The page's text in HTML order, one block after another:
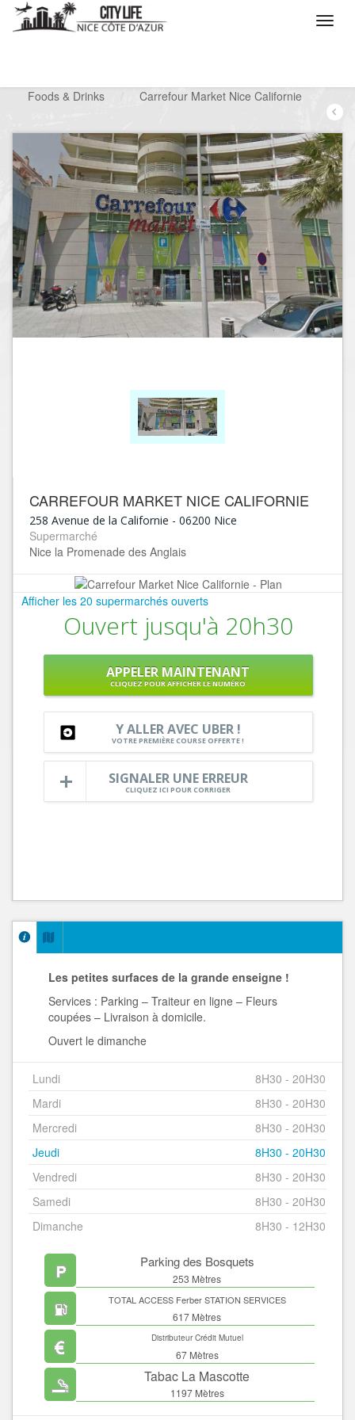
Foods & Drinks
/ Carrefour Market Nice Californie
CARREFOUR MARKET NICE CALIFORNIE
258 Avenue de la Californie - 06200 Nice
Supermarché
Nice la Promenade des Anglais
Afficher les 20 supermarchés ouverts
Ouvert jusqu'à 20h30
APPELER MAINTENANT
CLIQUEZ POUR AFFICHER LE NUMÉRO
Y ALLER AVEC UBER !
VOTRE PREMIÈRE COURSE OFFERTE !
SIGNALER UNE ERREUR
CLIQUEZ ICI POUR CORRIGER
Les petites surfaces de la grande enseigne !
Services : Parking – Traiteur en ligne – Fleurs
coupées – Livraison à domicile.
Ouvert le dimanche
Lundi
8H30 - 20H30
Mardi
8H30 - 20H30
Mercredi
8H30 - 20H30
Jeudi
8H30 - 20H30
Vendredi
8H30 - 20H30
Samedi
8H30 - 20H30
Dimanche
8H30 - 12H30
Parking des Bosquets
253 Mètres
TOTAL ACCESS Ferber STATION SERVICES
617 Mètres
Distributeur Crédit Mutuel
67 Mètres
Tabac La Mascotte
1197 Mètres